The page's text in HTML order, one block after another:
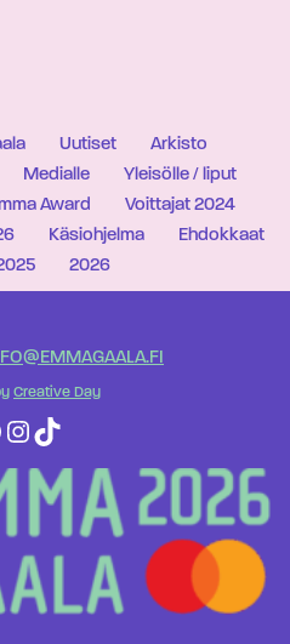
Uutiset
Arkisto
Medialle
Yleisölle / liput
Award
Voittajat 2024
Käsiohjelma
Ehdokkaat
2026
Creative Day